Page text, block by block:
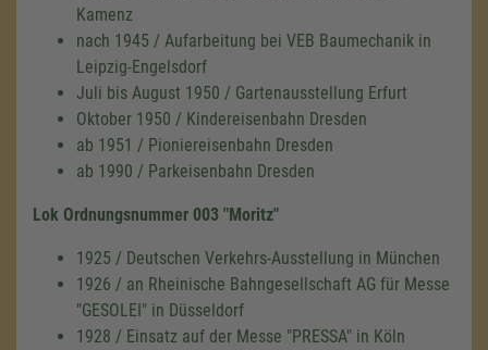
Kamenz
nach 1945 / Aufarbeitung bei VEB Baumechanik in
Leipzig-Engelsdorf
Juli bis August 1950 / Gartenausstellung Erfurt
Oktober 1950 / Kindereisenbahn Dresden
ab 1951 / Pioniereisenbahn Dresden
ab 1990 / Parkeisenbahn Dresden
Lok Ordnungsnummer 003 "Moritz"
1925 / Deutschen Verkehrs-Ausstellung in München
1926 / an Rheinische Bahngesellschaft AG für Messe
"GESOLEI" in Düsseldorf
1928 / Einsatz auf der Messe "PRESSA" in Köln